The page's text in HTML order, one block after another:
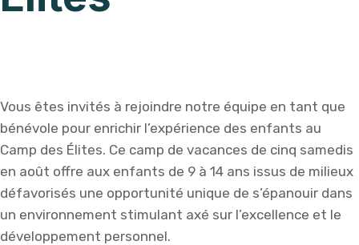
Vous êtes invités à rejoindre notre équipe en tant que
bénévole pour enrichir l’expérience des enfants au
Camp des Élites. Ce camp de vacances de cinq samedis
en août offre aux enfants de 9 à 14 ans issus de milieux
défavorisés une opportunité unique de s’épanouir dans
un environnement stimulant axé sur l’excellence et le
développement personnel.